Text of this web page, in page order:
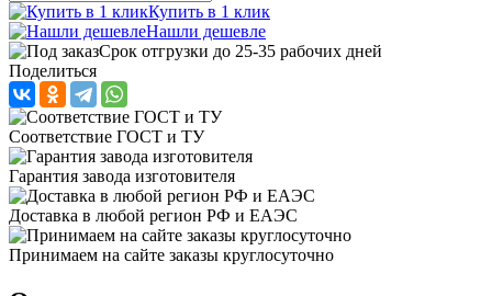
Купить в 1 клик
Нашли дешевле
Срок отгрузки до 25-35 рабочих дней
Поделиться
Соответствие ГОСТ и ТУ
Гарантия завода изготовителя
Доставка в любой регион РФ и ЕАЭС
Принимаем на сайте заказы круглосуточно